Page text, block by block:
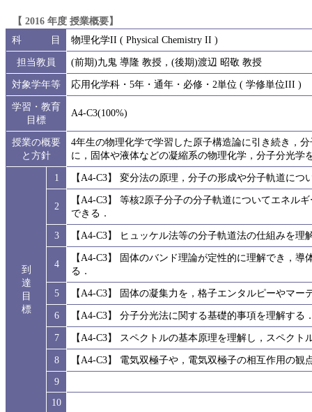
【 2016 年度 授業概要】
科 目
物理化学II ( Physical Chemistry II )
担当教員
(前期)九鬼 導隆 教授，(後期)渡辺 昭敬 教授
対象学年等
応用化学科・5年・通年・必修・2単位 ( 学修単位III )
学習・教育
目標
A4-C3(100%)
授業の概要
と方針
4年生の物理化学で学習した原子構造論に引き続き，
に，固体や液体などの凝縮系の物理化学，分子分光学
到
達
目
標
1 【A4-C3】 変分法の原理，分子の形成や分子軌道に
2
【A4-C3】 等核2原子分子の分子軌道についてエネル
できる．
3
【A4-C3】 ヒュッケル法等の分子軌道法の仕組みを理
4
【A4-C3】 固体のバンド理論が定性的に理解でき，
る．
5
【A4-C3】 固体の凝集力を，格子エンタルピーやマ
6
【A4-C3】 分子分光法に関する基礎的事項を理解する
7
【A4-C3】 スペクトルの基本原理を理解し，スペク
8
【A4-C3】 電気双極子や，電気双極子の相互作用の
9
10